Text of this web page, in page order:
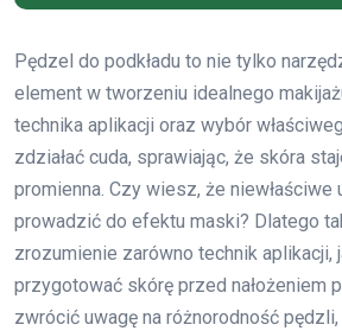
Pędzel do podkładu to nie tylko
element w tworzeniu idealnego
technika aplikacji oraz wybór
zdziałać cuda, sprawiając, że skóra
promienna. Czy wiesz, że niewłaściwe
prowadzić do efektu maski? Dlatego
zrozumienie zarówno technik aplikacji,
przygotować skórę przed nałożeniem
zwrócić uwagę na różnorodność